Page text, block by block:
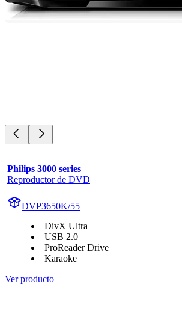
Philips 3000 series
Reproductor de DVD
DVP3650K/55
DivX Ultra
USB 2.0
ProReader Drive
Karaoke
Ver producto